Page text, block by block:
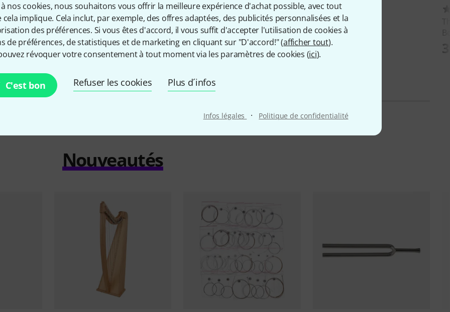
à nos cookies, nous souhaitons vous offrir la meilleure expérience d'achat possible, avec tout
cela implique. Cela inclut, par exemple, des offres adaptées, des publicités personnalisées et la
des préférences. Si vous êtes d'accord, il vous suffit d'accepter l'utilisation de cookies à
de préférences, de statistiques et de marketing en cliquant sur "D'accord!" (afficher tout).
révoquer votre consentement à tout moment via les paramètres de cookies (ici).
C'est bon Refuser les cookies Plus d´infos
Infos légales · Politique de confidentialité
Violin
16
YamahaSLB 300 Silent Bass
3 799 €
21
ThomannCrystal Bowl CF Set
432Hz 6-12
679 €
YamahaSV-250
1 866 €
Nouveautés